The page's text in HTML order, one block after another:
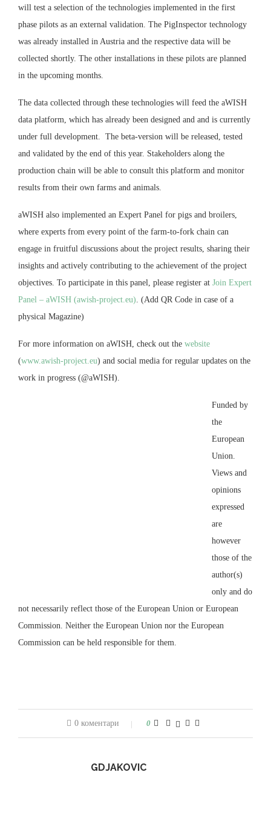
will test a selection of the technologies implemented in the first
phase pilots as an external validation. The PigInspector technology
was already installed in Austria and the respective data will be
collected shortly. The other installations in these pilots are planned
in the upcoming months.
The data collected through these technologies will feed the aWISH
data platform, which has already been designed and and is currently
under full development. The beta-version will be released, tested
and validated by the end of this year. Stakeholders along the
production chain will be able to consult this platform and monitor
results from their own farms and animals.
aWISH also implemented an Expert Panel for pigs and broilers,
where experts from every point of the farm-to-fork chain can
engage in fruitful discussions about the project results, sharing their
insights and actively contributing to the achievement of the project
objectives. To participate in this panel, please register at Join Expert
Panel – aWISH (awish-project.eu) . (Add QR Code in case of a
physical Magazine)
For more information on aWISH, check out the website
(www.awish-project.eu) and social media for regular updates on the
work in progress (@aWISH).
Funded by
the
European
Union.
Views and
opinions
expressed
are
however
those of the
author(s)
only and do
not necessarily reflect those of the European Union or European
Commission. Neither the European Union nor the European
Commission can be held responsible for them.
0 коментари 0
GDJAKOVIC